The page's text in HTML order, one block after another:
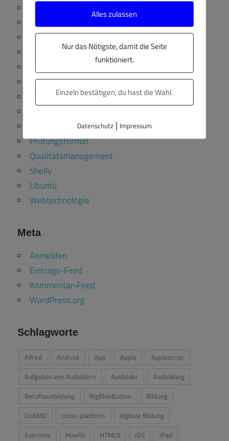
iOS
ISO 9001
KI
Lehrformat
Lernformat
Prüfungsformat
Qualitätsmanagement
Shelly
Ubuntu
Webtechnologie
Meta
Anmelden
Eintrags-Feed
Kommentar-Feed
WordPress.org
Schlagworte
Alfred Android App Apple
Applescript
Aufgaben von Ausbildern
Ausbilder
Ausbildung
Berufsausbildung
BigBlueButton
Bildung
CodiMD
cross-platform
digitale Bildung
Evernote
HowTo HTML5 iOS
iPad
Alles zulassen
Nur das Nötigste, damit die Seite
funktioniert.
Einzeln bestätigen, du hast die Wahl.
Datenschutz| Impressum